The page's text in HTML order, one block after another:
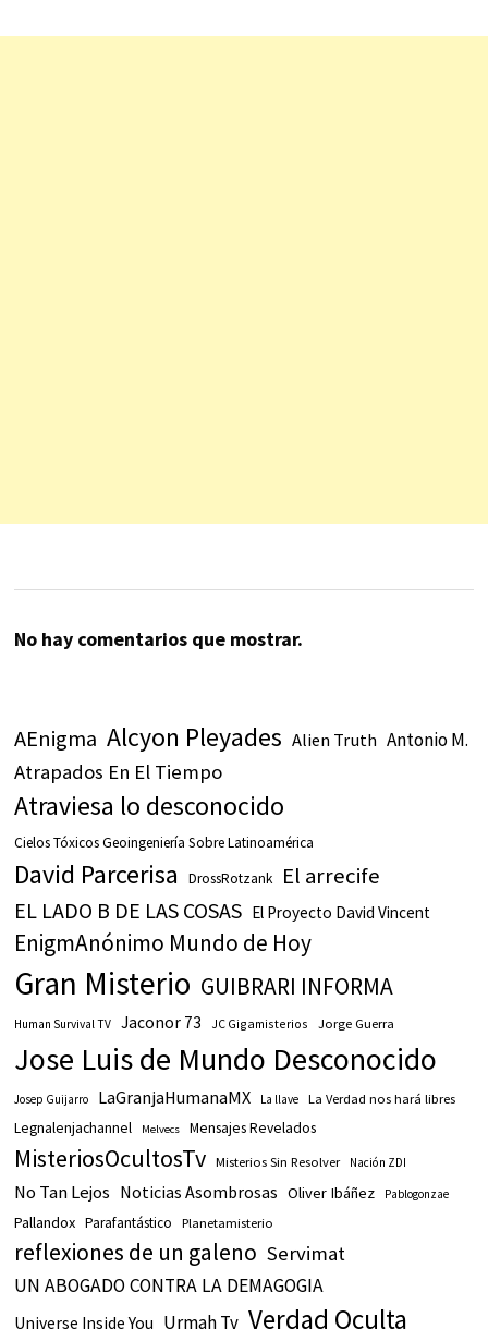
No hay comentarios que mostrar.
AEnigma Alcyon Pleyades Alien Truth Antonio M.
Atrapados En El Tiempo
Atraviesa lo desconocido
Cielos Tóxicos Geoingeniería Sobre Latinoamérica
David Parcerisa DrossRotzank El arrecife
EL LADO B DE LAS COSAS El Proyecto David Vincent
EnigmAnónimo Mundo de Hoy
Gran Misterio GUIBRARI INFORMA
Human Survival TV Jaconor 73 JC Gigamisterios Jorge Guerra
Jose Luis de Mundo Desconocido
Josep Guijarro LaGranjaHumanaMX La llave La Verdad nos hará libres
Legnalenjachannel Melvecs Mensajes Revelados
MisteriosOcultosTv Misterios Sin Resolver Nación ZDI
No Tan Lejos Noticias Asombrosas Oliver Ibáñez Pablogonzae
Pallandox Parafantástico Planetamisterio
reflexiones de un galeno Servimat
UN ABOGADO CONTRA LA DEMAGOGIA
Universe Inside You Urmah Tv Verdad Oculta